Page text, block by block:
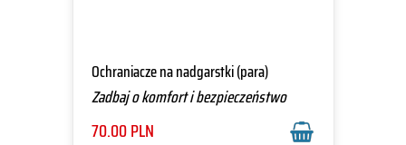
Ochraniacze na nadgarstki (para)
Zadbaj o komfort i bezpieczeństwo
70.00PLN